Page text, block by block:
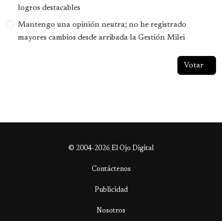
logros destacables
Mantengo una opinión neutra; no he registrado
mayores cambios desde arribada la Gestión Milei
© 2004-2026 El Ojo Digital
Contáctenos
Publicidad
Nosotros